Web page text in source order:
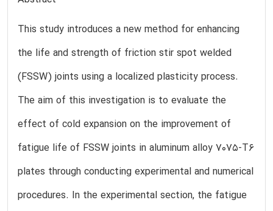
This study introduces a new method for enhancing
the life and strength of friction stir spot welded
(FSSW) joints using a localized plasticity process.
The aim of this investigation is to evaluate the
effect of cold expansion on the improvement of
fatigue life of FSSW joints in aluminum alloy 7075-T6
plates through conducting experimental and numerical
procedures. In the experimental section, the fatigue